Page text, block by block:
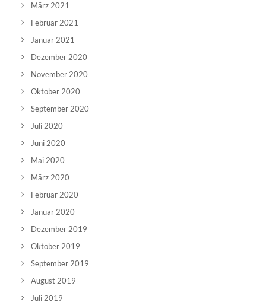
März 2021
Februar 2021
Januar 2021
Dezember 2020
November 2020
Oktober 2020
September 2020
Juli 2020
Juni 2020
Mai 2020
März 2020
Februar 2020
Januar 2020
Dezember 2019
Oktober 2019
September 2019
August 2019
Juli 2019